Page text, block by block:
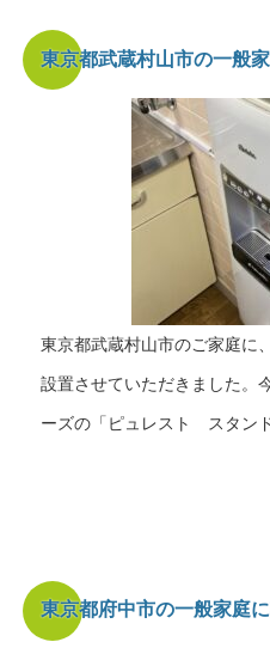
東京都武蔵村山市の一般
東京都武蔵村山市のご家庭に
設置させていただきました。
ーズの「ピュレスト スタン
東京都府中市の一般家庭